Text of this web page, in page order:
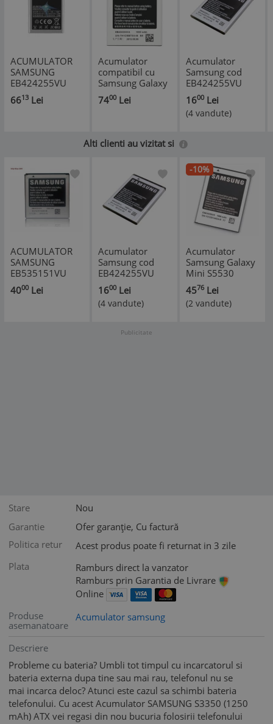
ACUMULATOR
SAMSUNG
EB424255VU
(S3350)
ORIGINAL
6613 Lei
Acumulator
compatibil cu
Samsung Galaxy
S3350, 1000
mAh
7400 Lei
Acumulator
Samsung cod
EB424255VU
Samsung Ch@t
335, S3350,
S3850 Corby II
1600 Lei
(4 vandute)
Alti clienti au vizitat si
ACUMULATOR
SAMSUNG
EB535151VU
(I9070)
ORIGINAL SWAP
4000 Lei
Acumulator
Samsung cod
EB424255VU
Samsung Ch@t
335, S3350,
S3850 Corby II
1600 Lei
(4 vandute)
-10%
Acumulator
Samsung Galaxy
Mini S5530
EB424255VU
folosit
4576 Lei
(2 vandute)
Publicitate
Stare
Nou
Garantie
Ofer garanție, Cu factură
Politica retur
Acest produs poate fi returnat in 3 zile
Plata
Ramburs direct la vanzator
Ramburs prin Garantia de Livrare
Online
Produse
asemanatoare
Acumulator samsung
Descriere
Probleme cu bateria? Umbli tot timpul cu incarcatorul si
bateria externa dupa tine sau mai rau, telefonul nu se
mai incarca deloc? Atunci este cazul sa schimbi bateria
telefonului. Cu acest Acumulator SAMSUNG S3350 (1250
mAh) ATX vei regasi din nou bucuria folosirii telefonului